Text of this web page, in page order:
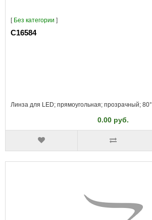
[ Без категории ]
C16584
Линза для LED; прямоугольная; прозрачный; 80°..
0.00 руб.